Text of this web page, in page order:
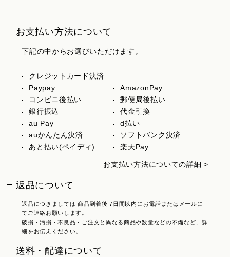
お支払い方法について
下記の中からお選びいただけます。
クレジットカード決済
Paypay
AmazonPay
コンビニ後払い
郵便局後払い
銀行振込
代金引換
au Pay
d払い
auかんたん決済
ソフトバンク決済
あと払い(ペイディ)
楽天Pay
お支払い方法についての詳細 >
返品について
返品につきましては 商品到着後 7日間以内にお電話またはメールに
てご連絡お願いします。
破損・汚損・不良品・ご注文と異なる商品や数量などの不備など、詳
細をお伝えください。
送料・配達について